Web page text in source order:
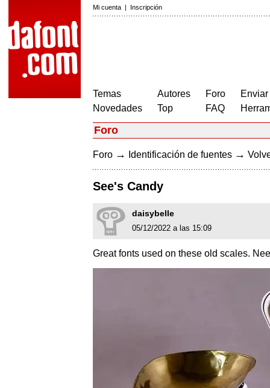
Mi cuenta | Inscripción
Temas
Novedades
Autores
Top
Foro
FAQ
Foro
Foro → Identificación de fuentes →
See's Candy
daisybelle
05/12/2022 a las 15:09
Great fonts used on these old scales.